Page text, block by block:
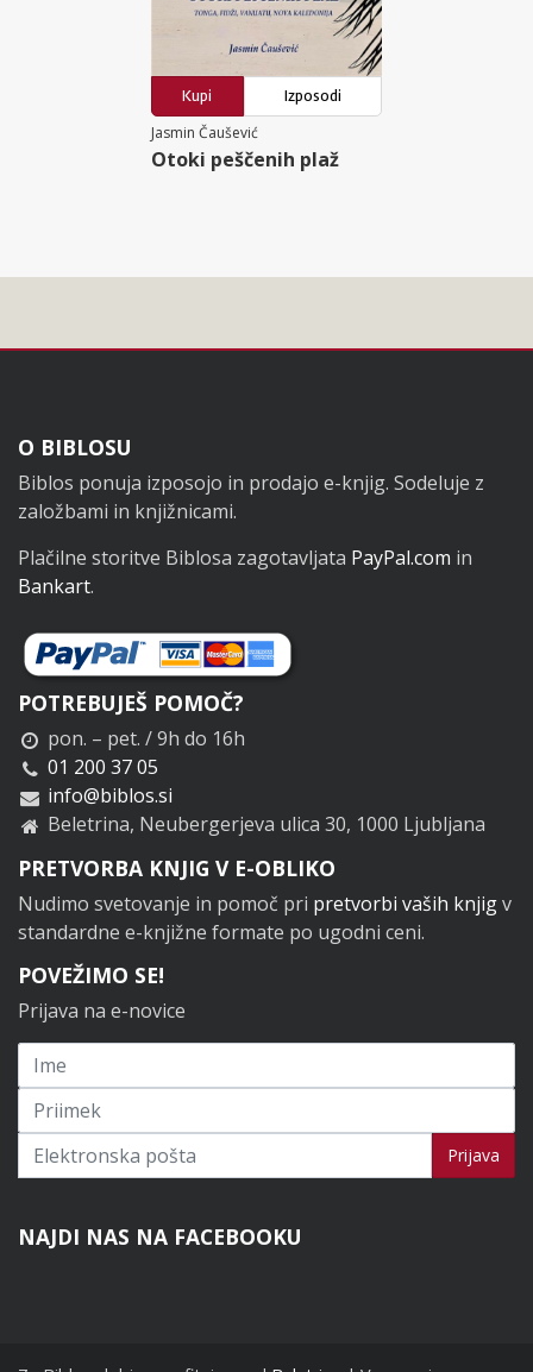
Kupi
Izposodi
Jasmin Čaušević
Otoki peščenih plaž
Noga
O BIBLOSU
Biblos ponuja izposojo in prodajo e-knjig. Sodeluje z
založbami in knjižnicami.
Plačilne storitve Biblosa zagotavljata PayPal.com in
Bankart.
POTREBUJEŠ POMOČ?
pon. – pet. / 9h do 16h
01 200 37 05
info@biblos.si
Beletrina, Neubergerjeva ulica 30, 1000 Ljubljana
PRETVORBA KNJIG V E-OBLIKO
Nudimo svetovanje in pomoč pri pretvorbi vaših knjigv
standardne e-knjižne formate po ugodni ceni.
POVEŽIMO SE!
Prijava na e-novice
Prijavi se na novice Prijava
NAJDI NAS NA FACEBOOKU